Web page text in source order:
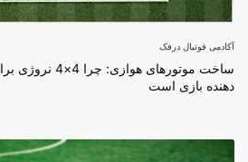
آکادمی فوتبال درفک
ساخت موتورهای
دهنده بازی است